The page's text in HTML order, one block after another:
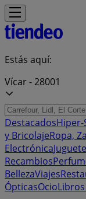
Estás aquí:
Vícar - 28001
Destacados
y BricolajeRopa,
Electrónica
Recambios
BellezaViajes
ÓpticasOcio